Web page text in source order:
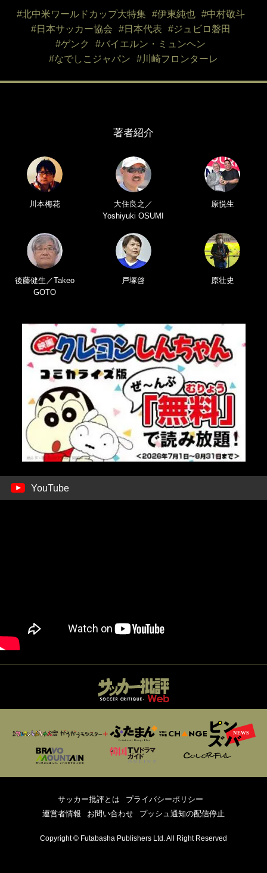
#北中米ワールドカップ大特集 #伊東純也
#中村敬斗
#日本サッカー協会
#日本代表
#ジュビロ磐田
#ゲンク
#バイエルン・ミュンヘン
#なでしこジャパン
#川崎フロンターレ
著者紹介
川本梅花
大住良之／
Yoshiyuki OSUMI
原悦生
後藤健生／Takeo
GOTO
戸塚啓 原壮史
YouTube
サッカー批評とは
プライバシーポリシー
運営者情報
お問い合わせ プッシュ通知の配信停止
Copyright © Futabasha Publishers Ltd. All Right Reserved